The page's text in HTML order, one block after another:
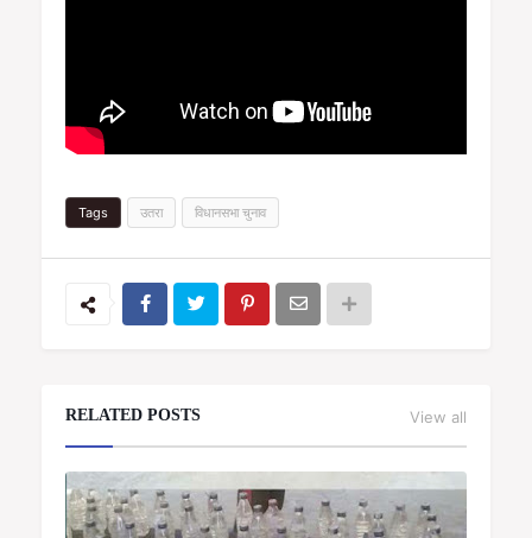
Tags उतरा विधानसभा चुनाव
RELATED POSTS View all